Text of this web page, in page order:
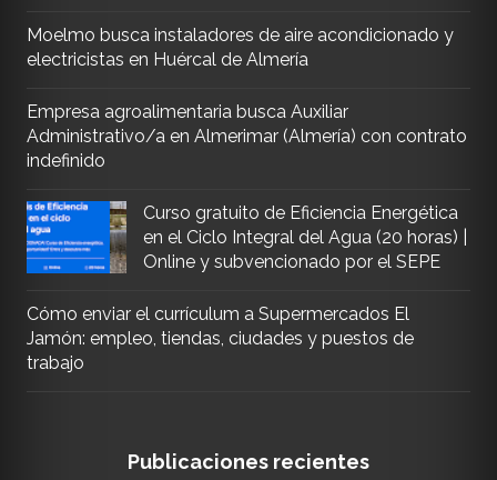
Moelmo busca instaladores de aire acondicionado y
electricistas en Huércal de Almería
Empresa agroalimentaria busca Auxiliar
Administrativo/a en Almerimar (Almería) con contrato
indefinido
Curso gratuito de Eficiencia Energética
en el Ciclo Integral del Agua (20 horas) |
Online y subvencionado por el SEPE
Cómo enviar el currículum a Supermercados El
Jamón: empleo, tiendas, ciudades y puestos de
trabajo
Publicaciones recientes